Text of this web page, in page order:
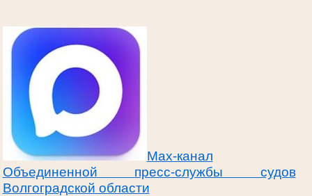
Max-канал
Объединенной пресс-службы судов
Волгоградской области